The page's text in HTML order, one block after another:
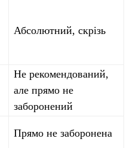
Абсолютний, скрізь
Не рекомендований,
але прямо не
заборонений
Прямо не заборонена